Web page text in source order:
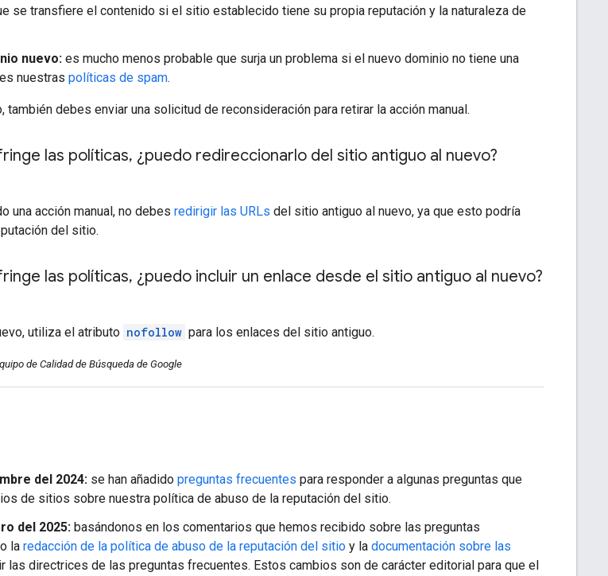
se transfiere el contenido si el sitio establecido tiene su propia reputación y la naturaleza de
nuevo: es mucho menos probable que surja un problema si el nuevo dominio no tiene una
nuestras políticas de spam.
también debes enviar una solicitud de reconsideración para retirar la acción manual.
las políticas, ¿puedo redireccionarlo del sitio antiguo al nuevo?
una acción manual, no debes redirigir las URLs del sitio antiguo al nuevo, ya que esto podría
del sitio.
las políticas, ¿puedo incluir un enlace desde el sitio antiguo al nuevo?
utiliza el atributo nofollow para los enlaces del sitio antiguo.
de Calidad de Búsqueda de Google
del 2024: se han añadido preguntas frecuentes para responder a algunas preguntas que
de sitios sobre nuestra política de abuso de la reputación del sitio.
del 2025: basándonos en los comentarios que hemos recibido sobre las preguntas
la redacción de la política de abuso de la reputación del sitio y la documentación sobre las
las directrices de las preguntas frecuentes. Estos cambios son de carácter editorial para que el